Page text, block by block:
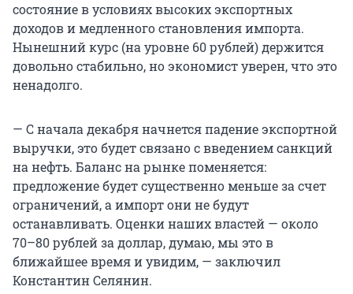
состояние в условиях высоких экспортных
доходов и медленного становления импорта.
Нынешний курс (на уровне 60 рублей) держится
довольно стабильно, но экономист уверен, что это
ненадолго.
— С начала декабря начнется падение экспортной
выручки, это будет связано с введением санкций
на нефть. Баланс на рынке поменяется:
предложение будет существенно меньше за счет
ограничений, а импорт они не будут
останавливать. Оценки наших властей — около
70–80 рублей за доллар, думаю, мы это в
ближайшее время и увидим, — заключил
Константин Селянин.